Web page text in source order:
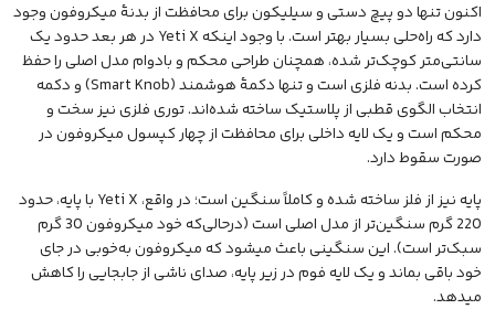
اکنون تنها دو پیچ دستی و سیلیکون برای محافظت از بدنهٔ میکروفون وجود
دارد که راه‌حلی بسیار بهتر است. با وجود اینکه Yeti X در هر بعد حدود یک
سانتی‌متر کوچک‌تر شده، همچنان طراحی محکم و بادوام مدل اصلی را حفظ
کرده است. بدنه فلزی است و تنها دکمهٔ هوشمند (Smart Knob) و دکمه
انتخاب الگوی قطبی از پلاستیک ساخته شده‌اند. توری فلزی نیز سخت و
محکم است و یک لایه داخلی برای محافظت از چهار کپسول میکروفون در
صورت سقوط دارد.
پایه نیز از فلز ساخته شده و کاملاً سنگین است؛ در واقع، Yeti X با پایه، حدود
220 گرم سنگین‌تر از مدل اصلی است (درحالی‌که خود میکروفون 30 گرم
سبک‌تر است). این سنگینی باعث میشود که میکروفون به‌خوبی در جای
خود باقی بماند و یک لایه فوم در زیر پایه، صدای ناشی از جابجایی را کاهش
میدهد.